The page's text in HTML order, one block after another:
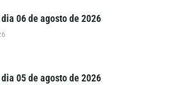
06 de agosto de 2026
05 de agosto de 2026